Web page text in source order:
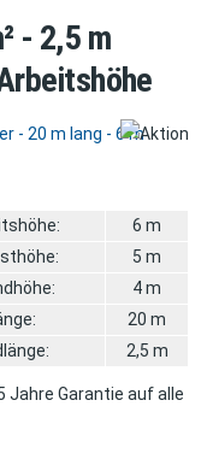
- 2,5 m
6 m
5 m
4 m
20 m
2,5 m